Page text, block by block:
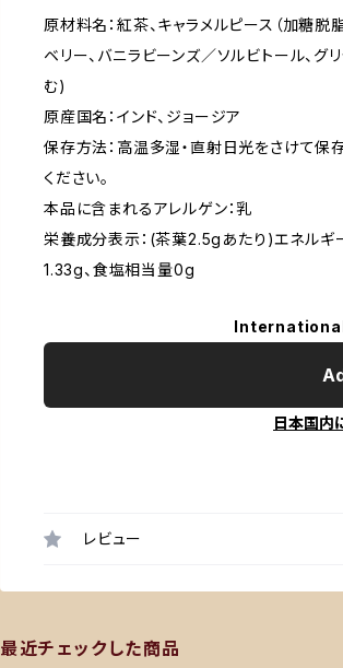
原材料名：紅茶、キャラメルピース（加糖脱
ベリー、バニラビーンズ／ソルビトール、
む)
原産国名：インド、ジョージア
保存方法：高温多湿・直射日光をさけて保
ください。
本品に含まれるアレルゲン：乳
栄養成分表示：(茶葉2.5gあたり)エネル
1.33g、食塩相当量0g
日本国内
レビュー
最近チェックした商品